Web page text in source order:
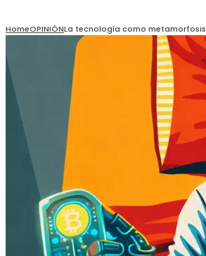
HomeOPINIÓNLa tecnología como metamorfosis